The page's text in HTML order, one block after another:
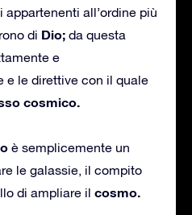
appartenenti all’ordine più
di Dio; da questa
e
e le direttive con il quale
cosmico.
è semplicemente un
le galassie, il compito
di ampliare il cosmo.